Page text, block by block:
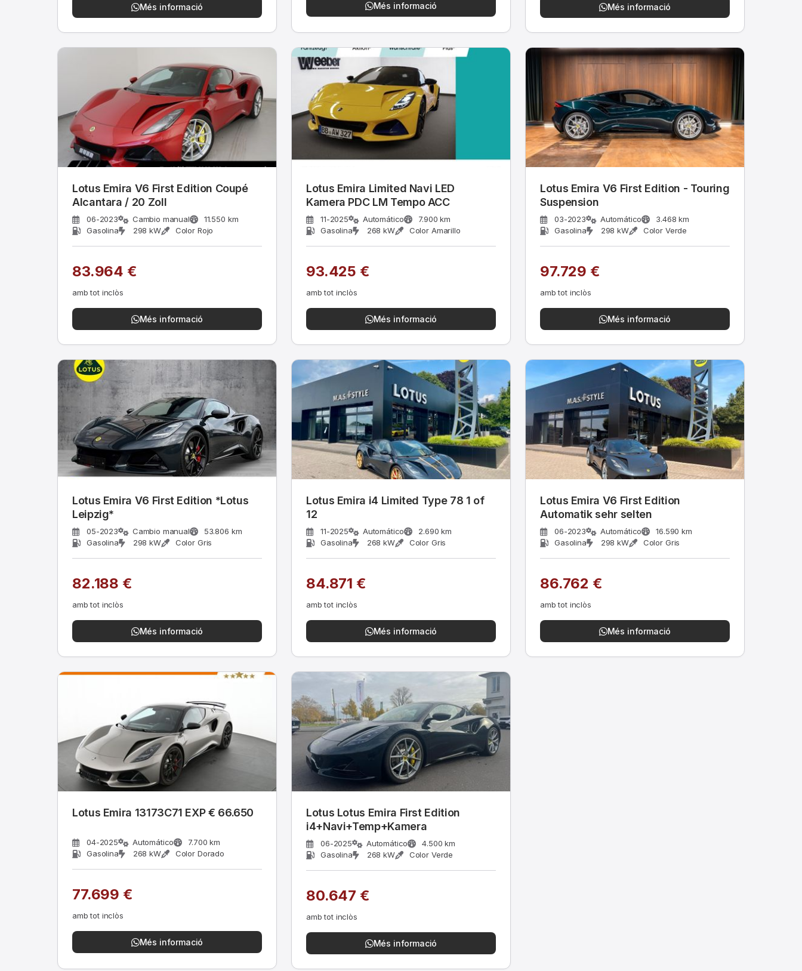
Més informació Més informació Més informació
Lotus Emira V6 First Edition Coupé
Alcantara / 20 Zoll
06-2023 Cambio manual
11.550 km
Gasolina
298 kW Color Rojo
83.964 €
amb tot inclòs
Més informació
Lotus Emira Limited Navi LED
Kamera PDC LM Tempo ACC
11-2025 Automático
7.900 km
Gasolina
268 kW Color Amarillo
93.425 €
amb tot inclòs
Més informació
Lotus Emira V6 First Edition - Touring
Suspension
03-2023 Automático
3.468 km
Gasolina
298 kW Color Verde
97.729 €
amb tot inclòs
Més informació
Lotus Emira V6 First Edition *Lotus
Leipzig*
05-2023 Cambio manual
53.806 km
Gasolina
298 kW Color Gris
82.188 €
amb tot inclòs
Més informació
Lotus Emira i4 Limited Type 78 1 of
12
11-2025 Automático
2.690 km
Gasolina
268 kW Color Gris
84.871 €
amb tot inclòs
Més informació
Lotus Emira V6 First Edition
Automatik sehr selten
06-2023 Automático
16.590 km
Gasolina
298 kW Color Gris
86.762 €
amb tot inclòs
Més informació
Lotus Emira 13173C71 EXP € 66.650
04-2025 Automático
7.700 km
Gasolina
268 kW Color Dorado
77.699 €
amb tot inclòs
Més informació
Lotus Lotus Emira First Edition
i4+Navi+Temp+Kamera
06-2025 Automático
4.500 km
Gasolina
268 kW Color Verde
80.647 €
amb tot inclòs
Més informació